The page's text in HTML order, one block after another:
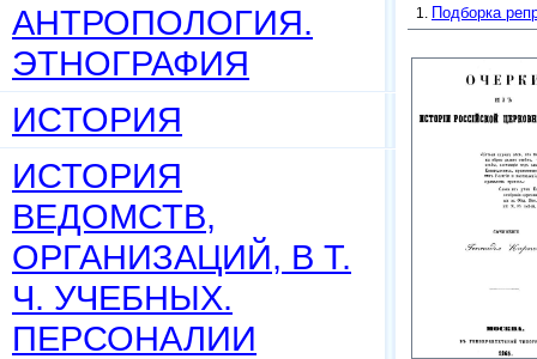
АНТРОПОЛОГИЯ.
ЭТНОГРАФИЯ
ИСТОРИЯ
ИСТОРИЯ
ВЕДОМСТВ,
ОРГАНИЗАЦИЙ, В Т.
Ч. УЧЕБНЫХ.
ПЕРСОНАЛИИ
Подборка